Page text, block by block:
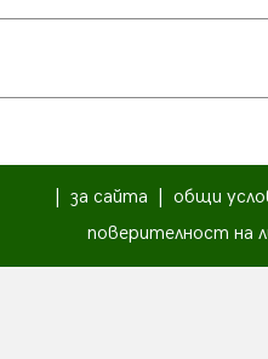
за сайта
общи
поверителност на